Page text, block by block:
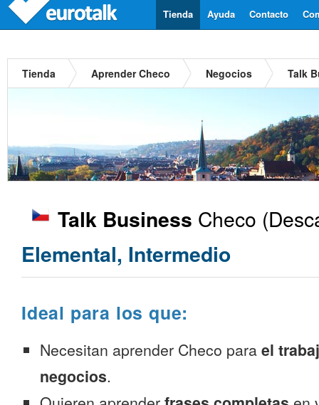
Contacto
Ayuda
Tienda
Tienda Aprender Checo Negocios Talk
Talk Business Checo
Elemental, Intermedio
Ideal para los que:
Necesitan aprender Checo para el
negocios.